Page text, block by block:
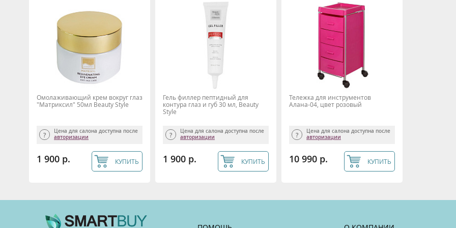
Омолаживающий крем вокруг глаз
"Матриксил" 50мл Beauty Style
Цена для салона доступна после
авторизации
1 900 р. КУПИТЬ
Гель филлер пептидный для
контура глаз и губ 30 мл, Beauty
Style
Цена для салона доступна после
авторизации
1 900 р. КУПИТЬ
Тележка для инструментов
Алана-04, цвет розовый
Цена для салона доступна после
авторизации
10 990 р. КУПИТЬ